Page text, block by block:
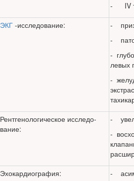
- IV
ЭКГ -исследование:
-
-
-
левых
-
Рентгенологическое исследо­
вание:
-
-
Эхокардиография:
-